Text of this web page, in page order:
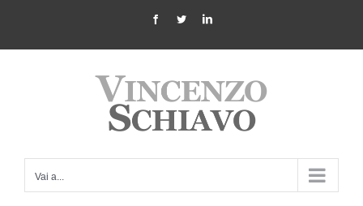
FacebookTwitterLinkedIn
Vai a...